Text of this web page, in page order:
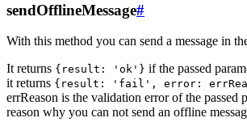
sendOfflineMessage#
With this method you can send a message in
It returns {result: 'ok'} if the passed
it returns {result: 'fail', error:
errReason is the validation error of the passed
reason why you can not send an offline